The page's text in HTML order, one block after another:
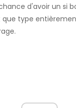
d'avoir un si
type